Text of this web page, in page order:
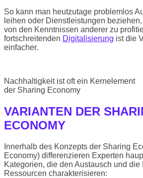
So kann man heutzutage problemlos
leihen oder Dienstleistungen
von den Kenntnissen anderer zu
fortschreitenden Digitalisierung ist die
einfacher.
Nachhaltigkeit ist oft ein Kernelement
der Sharing Economy
VARIANTEN DER
ECONOMY
Innerhalb des Konzepts der Sharing
Economy) differenzieren Experten
Kategorien, die den Austausch und die
Ressourcen charakterisieren: